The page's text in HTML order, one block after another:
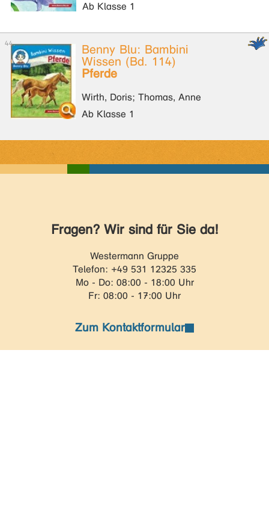
Ab Klasse 1
Benny Blu: Bambini
Wissen (Bd. 114)
Pferde
Wirth, Doris; Thomas, Anne
Ab Klasse 1